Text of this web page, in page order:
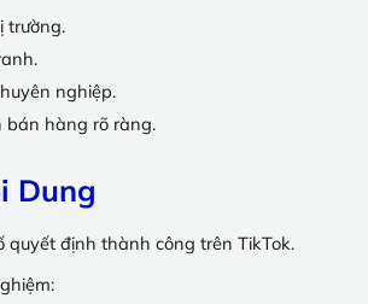
trường.
nghiệp.
bán hàng rõ ràng.
Dung
quyết định thành công trên TikTok.